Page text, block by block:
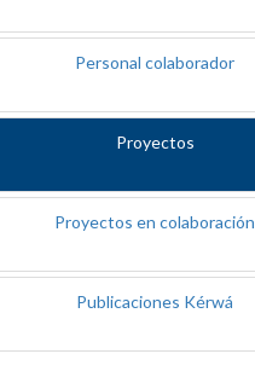
Personal colaborador
Proyectos
Proyectos en colaboración
Publicaciones Kérwá